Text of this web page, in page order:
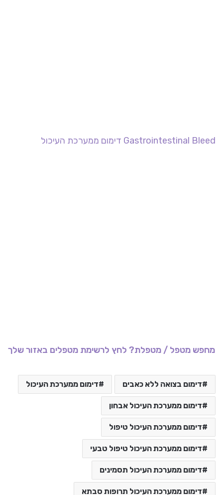
Gastrointestinal Bleed דימום ממערכת העיכול
מחפש מטפל / מטפלת? לחץ לרשימת מטפלים באזור שלך
דימום בצואה ללא כאבים דימום ממערכת העיכול
דימום ממערכת העיכול אבחון
דימום ממערכת העיכול טיפול
דימום ממערכת העיכול טיפול טבעי
דימום ממערכת העיכול תסמינים
דימום ממערכת העיכול תרופות סבתא